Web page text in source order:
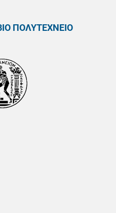
ΠΟΛΥΤΕΧΝΕΙΟ